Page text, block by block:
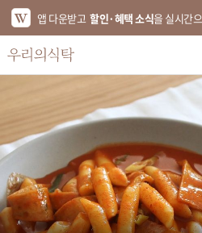
앱 다운받고 할인·혜택 소식을 실시간
스토어 홈
에디터 추
한정특가
베스트
신상품